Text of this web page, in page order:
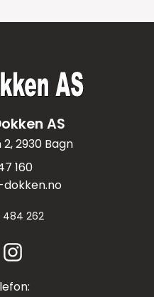
AS
2930 Bagn
160
484 262